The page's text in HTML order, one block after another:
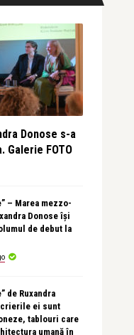
Donose s-a
Galerie FOTO
– Marea mezzo-
Donose își
de debut la
de Ruxandra
ei sunt
tablouri care
umană în